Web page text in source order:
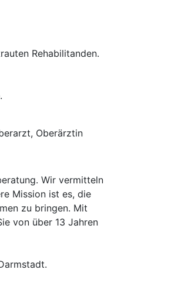
Rehabilitanden.
Oberärztin
Wir vermitteln
Mission ist es, die
zu bringen. Mit
von über 13 Jahren